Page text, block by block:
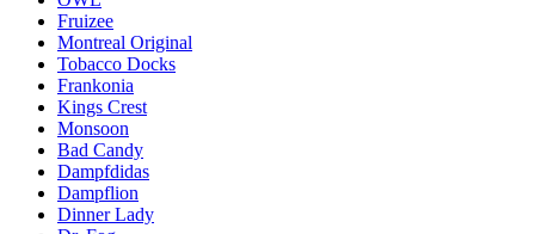
Fruizee
Montreal Original
Tobacco Docks
Frankonia
Kings Crest
Monsoon
Bad Candy
Dampfdidas
Dampflion
Dinner Lady